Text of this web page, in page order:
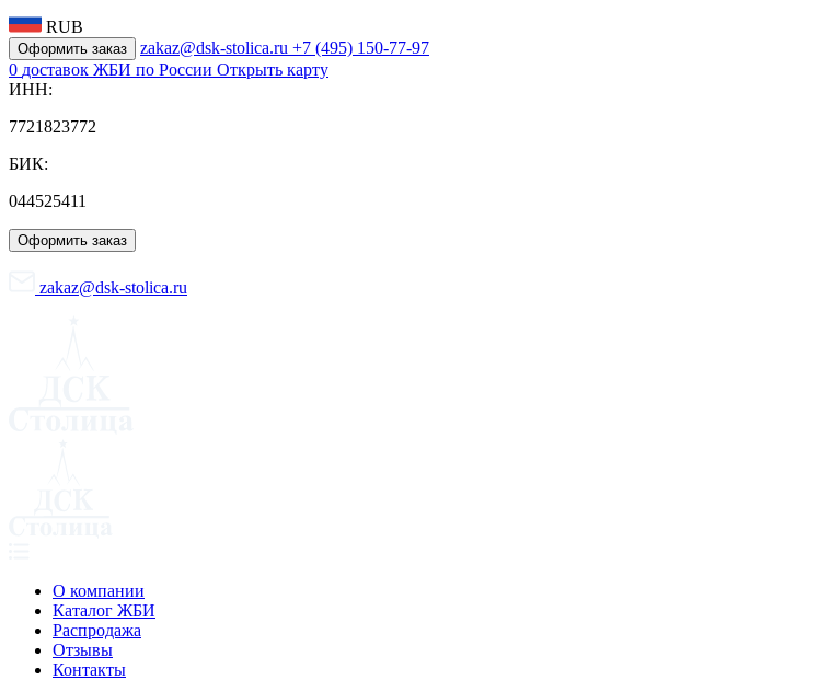
RUB
Оформить заказ zakaz@dsk-stolica.ru +7 (495) 150-77-97
0 доставок ЖБИ по России Открыть карту
ИНН:
7721823772
БИК:
044525411
Оформить заказ
zakaz@dsk-stolica.ru
О компании
Каталог ЖБИ
Распродажа
Отзывы
Контакты